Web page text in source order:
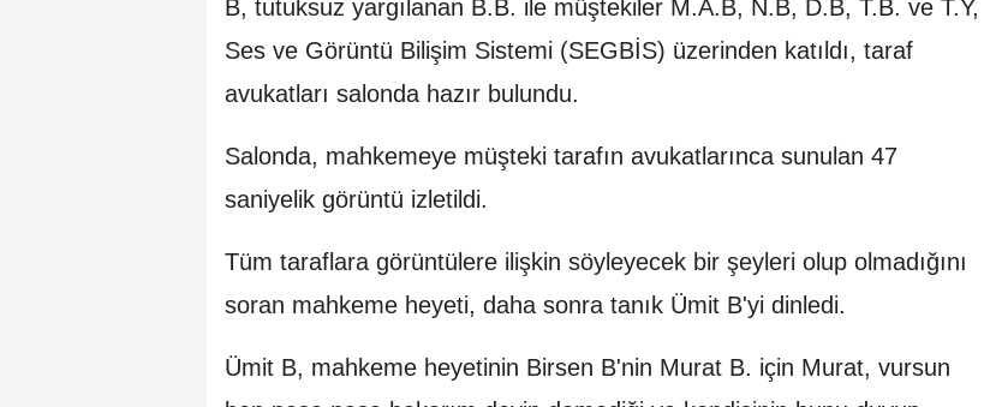
B, tutuksuz yargılanan B.B. ile müştekiler M.A.B, N.B, D.B, T.B. ve T.Y,
Ses ve Görüntü Bilişim Sistemi (SEGBİS) üzerinden katıldı, taraf
avukatları salonda hazır bulundu.
Salonda, mahkemeye müşteki tarafın avukatlarınca sunulan 47
saniyelik görüntü izletildi.
Tüm taraflara görüntülere ilişkin söyleyecek bir şeyleri olup olmadığını
soran mahkeme heyeti, daha sonra tanık Ümit B'yi dinledi.
Ümit B, mahkeme heyetinin Birsen B'nin Murat B. için Murat, vursun